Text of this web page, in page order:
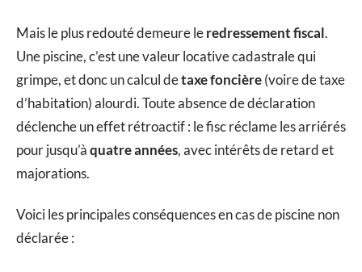
Mais le plus redouté demeure leredressement fiscal.
Une piscine, c’est une valeur locative cadastrale qui
grimpe, et donc un calcul detaxe foncière(voire de taxe
d’habitation) alourdi. Toute absence de déclaration
déclenche un effet rétroactif : le fisc réclame les arriérés
pour jusqu’àquatre années, avec intérêts de retard et
majorations.
Voici les principales conséquences en cas de piscine non
déclarée :